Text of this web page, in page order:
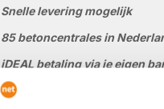
Snelle levering mogelijk
85 betoncentrales in
iDEAL betaling via je eigen
Prijs op basis van uw postcode